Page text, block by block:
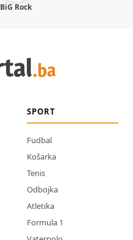
BiG Rock
SPORT
Fudbal
Košarka
Tenis
Odbojka
Atletika
Formula 1